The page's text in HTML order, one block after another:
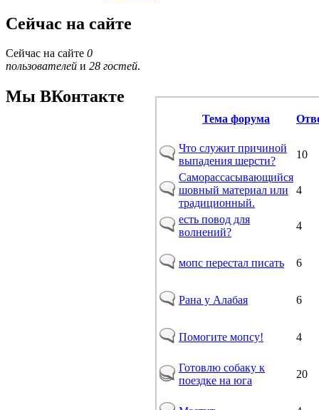
Сейчас на сайте
Сейчас на сайте 0
пользователей и 28 гостей.
Мы ВКонтакте
Тема форума
Что служит причиной
выпадения шерсти?
10
Саморассасывающийся
шовный материал или
традиционный.
4
есть повод для
волнений?
4
мопс перестал писать 6
Рана у Алабая 6
Помогите мопсу! 4
Готовлю собаку к
поездке на юга
20